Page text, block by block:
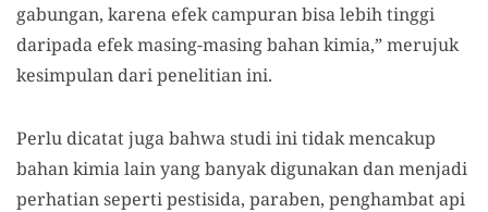
gabungan, karena efek campuran bisa lebih tinggi
daripada efek masing-masing bahan kimia,” merujuk
kesimpulan dari penelitian ini.
Perlu dicatat juga bahwa studi ini tidak mencakup
bahan kimia lain yang banyak digunakan dan menjadi
perhatian seperti pestisida, paraben, penghambat api